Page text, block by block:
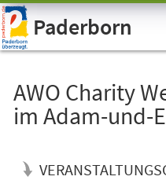
Visuelle
Assistenzsoftware
öffnen.Paderborn
AWO Charity
im Adam-und-